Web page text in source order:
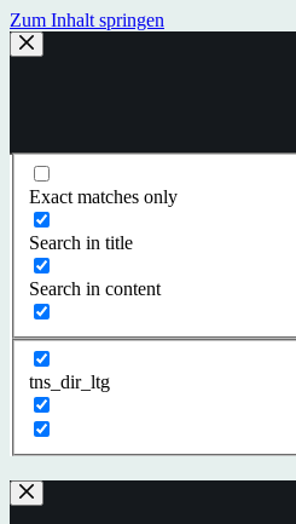
Zum Inhalt springen
Exact matches only
Search in title
Search in content
tns_dir_ltg